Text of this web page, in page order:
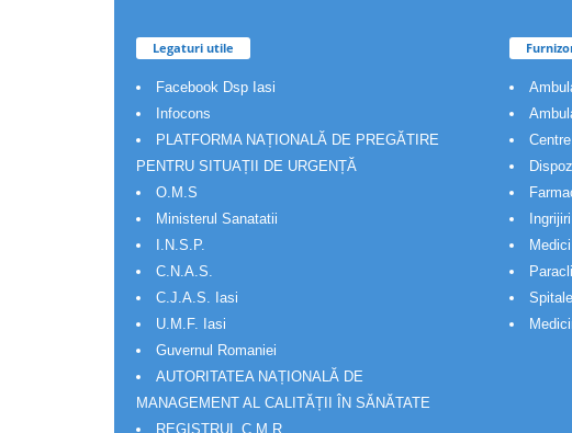
Legaturi utile
Facebook Dsp Iasi
Infocons
PLATFORMA NAȚIONALĂ DE PREGĂTIRE
PENTRU SITUAȚII DE URGENȚĂ
O.M.S
Ministerul Sanatatii
I.N.S.P.
C.N.A.S.
C.J.A.S. Iasi
U.M.F. Iasi
Guvernul Romaniei
AUTORITATEA NAȚIONALĂ DE
MANAGEMENT AL CALITĂȚII ÎN SĂNĂTATE
REGISTRUL C.M.R.
Spitale